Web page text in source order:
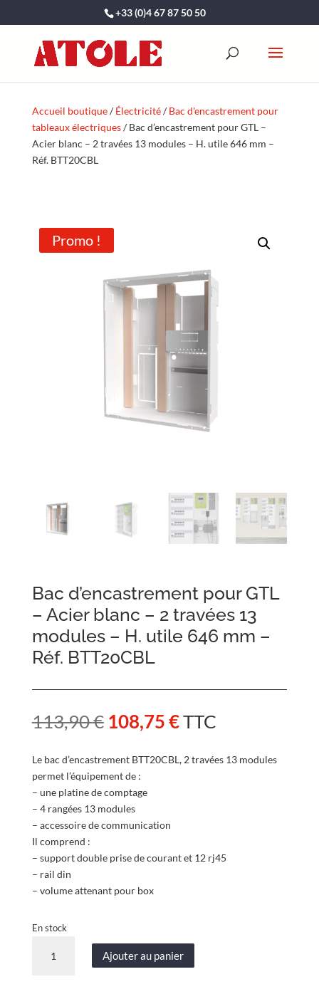
+33 (0)4 67 87 50 50
Accueil boutique/Électricité/Bac d'encastrement pour
tableaux électriques/ Bac d’encastrement pour GTL –
Acier blanc – 2 travées 13 modules – H. utile 646 mm –
Réf. BTT20CBL
Promo !
Bac d’encastrement pour GTL
– Acier blanc – 2 travées 13
modules – H. utile 646 mm –
Réf. BTT20CBL
113,90€ Le
initial
était :
113,90 €.
108,75€Le
actuel
est :
TTC
Le bac d’encastrement BTT20CBL, 2 travées 13 modules
permet l’équipement de :
– une platine de comptage
– 4 rangées 13 modules
– accessoire de communication
Il comprend :
– support double prise de courant et 12 rj45
– rail din
– volume attenant pour box
En stock
Ajouter au panier